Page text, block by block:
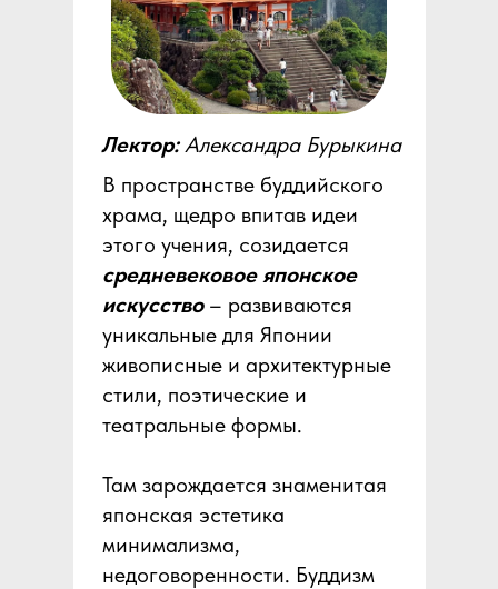
Лектор: Александра Бурыкина
В пространстве буддийского
храма, щедро впитав идеи
этого учения, созидается
средневековое японское
искусство– развиваются
уникальные для Японии
живописные и архитектурные
стили, поэтические и
театральные формы.
Там зарождается знаменитая
японская эстетика
минимализма,
недоговоренности. Буддизм